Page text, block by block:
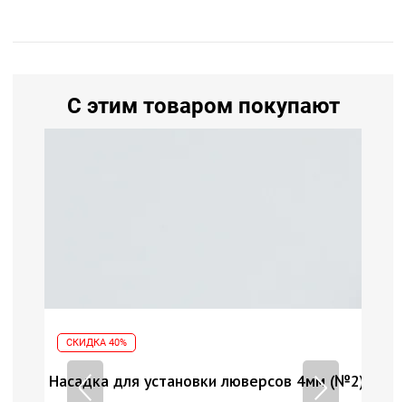
С этим товаром покупают
СКИДКА 40%
Насадка для установки люверсов 4мм (№2)